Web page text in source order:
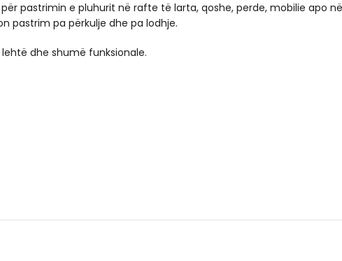
pastrimin e pluhurit në rafte të larta, qoshe, perde, mobilie apo
pastrim pa përkulje dhe pa lodhje.
dhe shumë funksionale.